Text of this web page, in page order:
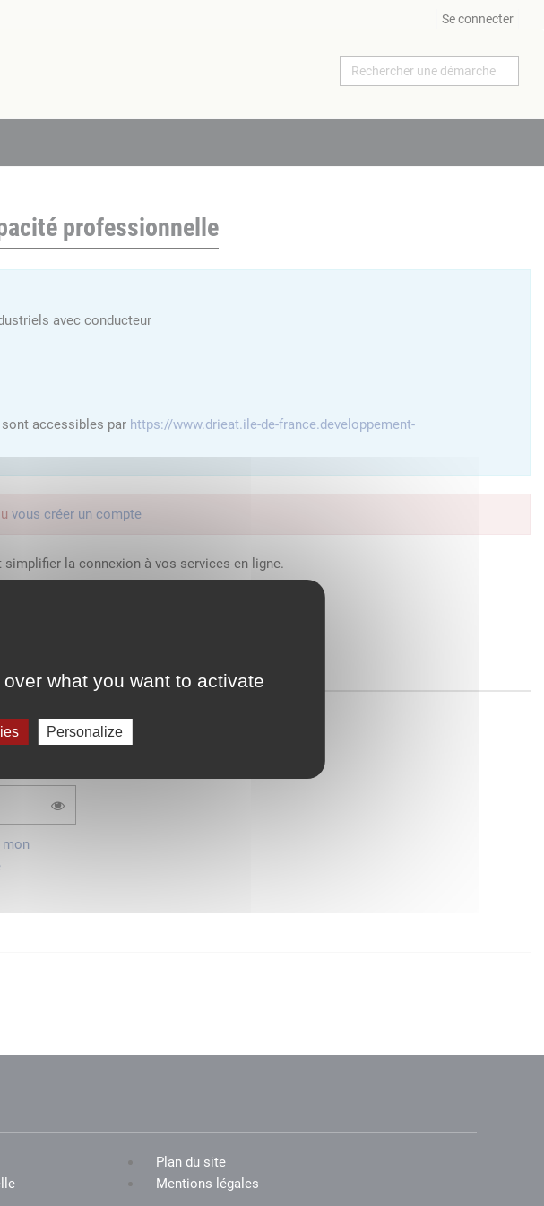
what you want to activate
Personalize
Se connecter
professionnelle
avec conducteur
accessibles par https://www.drieat.ile-de-france.developpement-
vous créer un compte
la connexion à vos services en ligne.
Plan du site
Mentions légales